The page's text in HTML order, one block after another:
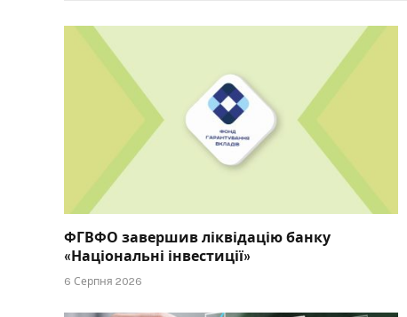
ФГВФО завершив ліквідацію банку
«Національні інвестиції»
6 Серпня 2026